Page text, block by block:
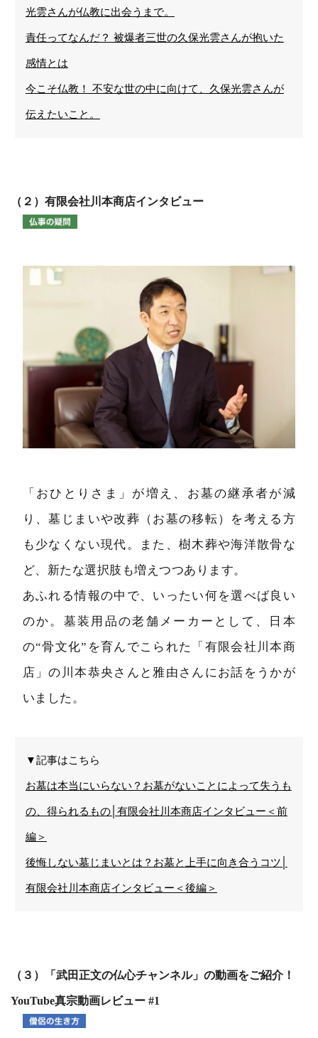
光雲さんが仏教に出会うまで。
責任ってなんだ？ 被爆者三世の久保光雲さんが抱いた
感情とは
今こそ仏教！ 不安な世の中に向けて、久保光雲さんが
伝えたいこと。
（２）有限会社川本商店インタビュー
「おひとりさま」が増え、お墓の継承者が減
り、墓じまいや改葬（お墓の移転）を考える方
も少なくない現代。また、樹木葬や海洋散骨な
ど、新たな選択肢も増えつつあります。
あふれる情報の中で、いったい何を選べば良い
のか。墓装用品の老舗メーカーとして、日本
の“骨文化”を育んでこられた「有限会社川本商
店」の川本恭央さんと雅由さんにお話をうかが
いました。
▼記事はこちら
お墓は本当にいらない？お墓がないことによって失うも
の、得られるもの│有限会社川本商店インタビュー＜前
編＞
後悔しない墓じまいとは？お墓と上手に向き合うコツ│
有限会社川本商店インタビュー＜後編＞
（３）「武田正文の仏心チャンネル」の動画をご紹介！
YouTube真宗動画レビュー #1